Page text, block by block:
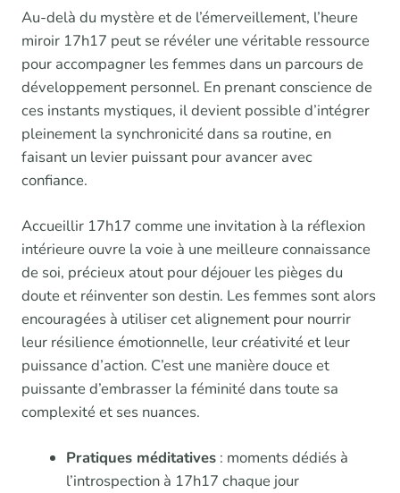
Au-delà du mystère et de l’émerveillement, l’heure
miroir 17h17 peut se révéler une véritable ressource
pour accompagner les femmes dans un parcours de
développement personnel. En prenant conscience de
ces instants mystiques, il devient possible d’intégrer
pleinement la synchronicité dans sa routine, en
faisant un levier puissant pour avancer avec
confiance.
Accueillir 17h17 comme une invitation à la réflexion
intérieure ouvre la voie à une meilleure connaissance
de soi, précieux atout pour déjouer les pièges du
doute et réinventer son destin. Les femmes sont alors
encouragées à utiliser cet alignement pour nourrir
leur résilience émotionnelle, leur créativité et leur
puissance d’action. C’est une manière douce et
puissante d’embrasser la féminité dans toute sa
complexité et ses nuances.
Pratiques méditatives: moments dédiés à
l’introspection à 17h17 chaque jour